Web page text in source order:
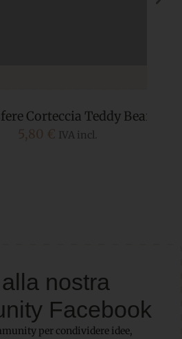
Teddy Bear
€ IVA incl.
nostra
Facebook
per condividere idee,